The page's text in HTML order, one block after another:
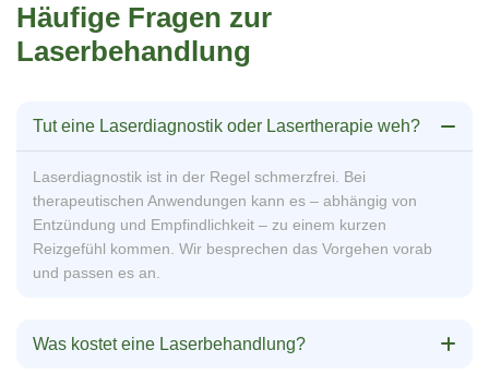
Häufige Fragen zur
Laserbehandlung
Tut eine Laserdiagnostik oder Lasertherapie weh?
Laserdiagnostik ist in der Regel schmerzfrei. Bei
therapeutischen Anwendungen kann es – abhängig von
Entzündung und Empfindlichkeit – zu einem kurzen
Reizgefühl kommen. Wir besprechen das Vorgehen vorab
und passen es an.
Was kostet eine Laserbehandlung?